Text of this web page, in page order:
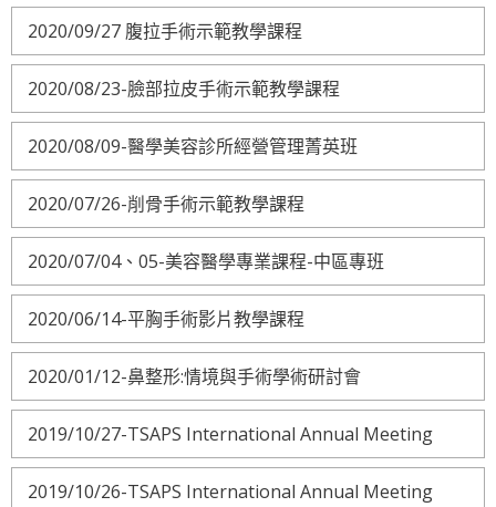
2020/09/27 腹拉手術示範教學課程
2020/08/23-臉部拉皮手術示範教學課程
2020/08/09-醫學美容診所經營管理菁英班
2020/07/26-削骨手術示範教學課程
2020/07/04、05-美容醫學專業課程-中區專班
2020/06/14-平胸手術影片教學課程
2020/01/12-鼻整形:情境與手術學術研討會
2019/10/27-TSAPS International Annual Meeting
2019/10/26-TSAPS International Annual Meeting